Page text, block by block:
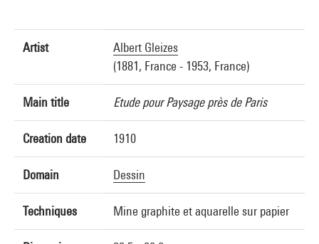
Artist
Albert Gleizes
(1881, France - 1953, France)
Main title Etude pour Paysage près de Paris
Creation date 1910
Domain Dessin
Techniques Mine graphite et aquarelle sur papier